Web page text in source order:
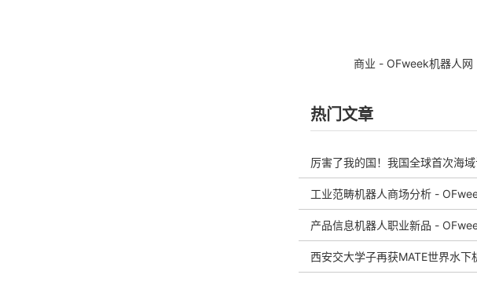
商业 - OFweek机器人网
热门文章
厉害了我的国！我国全球首次海
览
工业范畴机器人商场分析 -
产品信息机器人职业新品 -
西安交大学子再获MATE世界水下